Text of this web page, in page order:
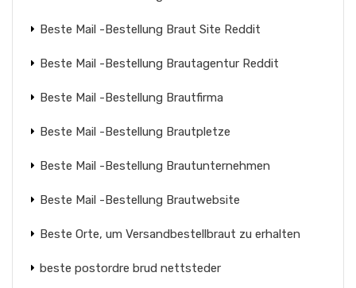
Beste Mail -Bestellung Braut Site Reddit
Beste Mail -Bestellung Brautagentur Reddit
Beste Mail -Bestellung Brautfirma
Beste Mail -Bestellung Brautpletze
Beste Mail -Bestellung Brautunternehmen
Beste Mail -Bestellung Brautwebsite
Beste Orte, um Versandbestellbraut zu erhalten
beste postordre brud nettsteder